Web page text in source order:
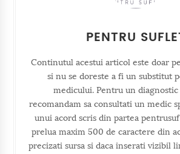
PENTRU
Continutul acestui articol este doar
si nu se doreste a fi un substitut
medicului. Pentru un diagnostic
recomandam sa consultati un medic
unui acord scris din partea
prelua maxim 500 de caractere din
precizati sursa si daca inserati vizibil